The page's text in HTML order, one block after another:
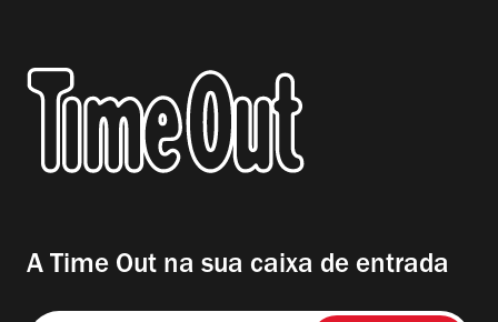
A Time Out na sua caixa de entrada